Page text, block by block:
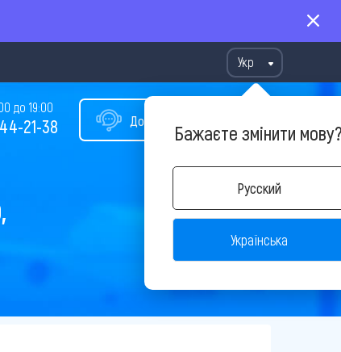
Укр
Бажаєте змінити
Русский
Українська
Допомога у виборі туру
до 19:00
21-38